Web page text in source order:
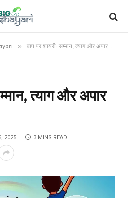
» बाप पर शायरी: सम्मान, त्याग और अपार प्रेम
त्याग और अपार
2025 3 MINS READ